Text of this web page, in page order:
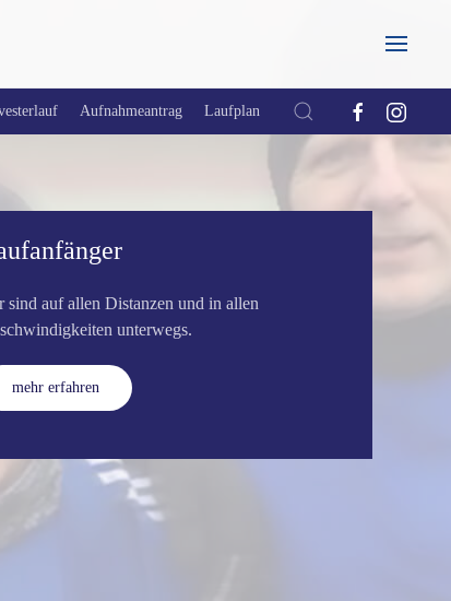
Aufnahmeantrag Laufplan
sind auf allen Distanzen und in allen
unterwegs.
mehr erfahren